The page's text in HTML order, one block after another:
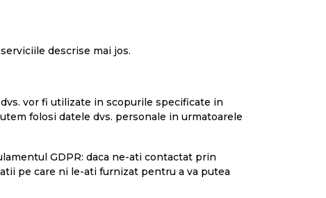
descrise mai jos.
vor fi utilizate in scopurile specificate in
folosi datele dvs. personale in urmatoarele
GDPR: daca ne-ati contactat prin
pe care ni le-ati furnizat pentru a va putea